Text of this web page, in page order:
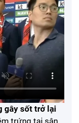
gây sốt trở lại